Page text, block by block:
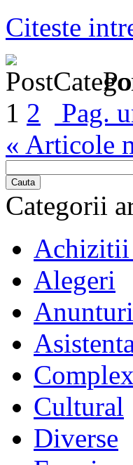
Citeste
1 2
Pag.
« Articole
Cauta
Categorii
Achizitii
Alegeri
Anunturi
Cultural
Diverse